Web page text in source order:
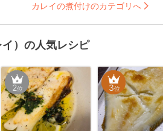
カレイの煮付けのカテゴリへ
）の人気レシピ
2位 3位